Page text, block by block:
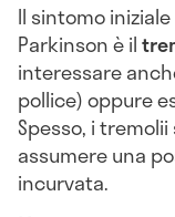
Il sintomo
Parkinson è il
interessare
pollice) oppure
Spesso, i
assumere una
incurvata.